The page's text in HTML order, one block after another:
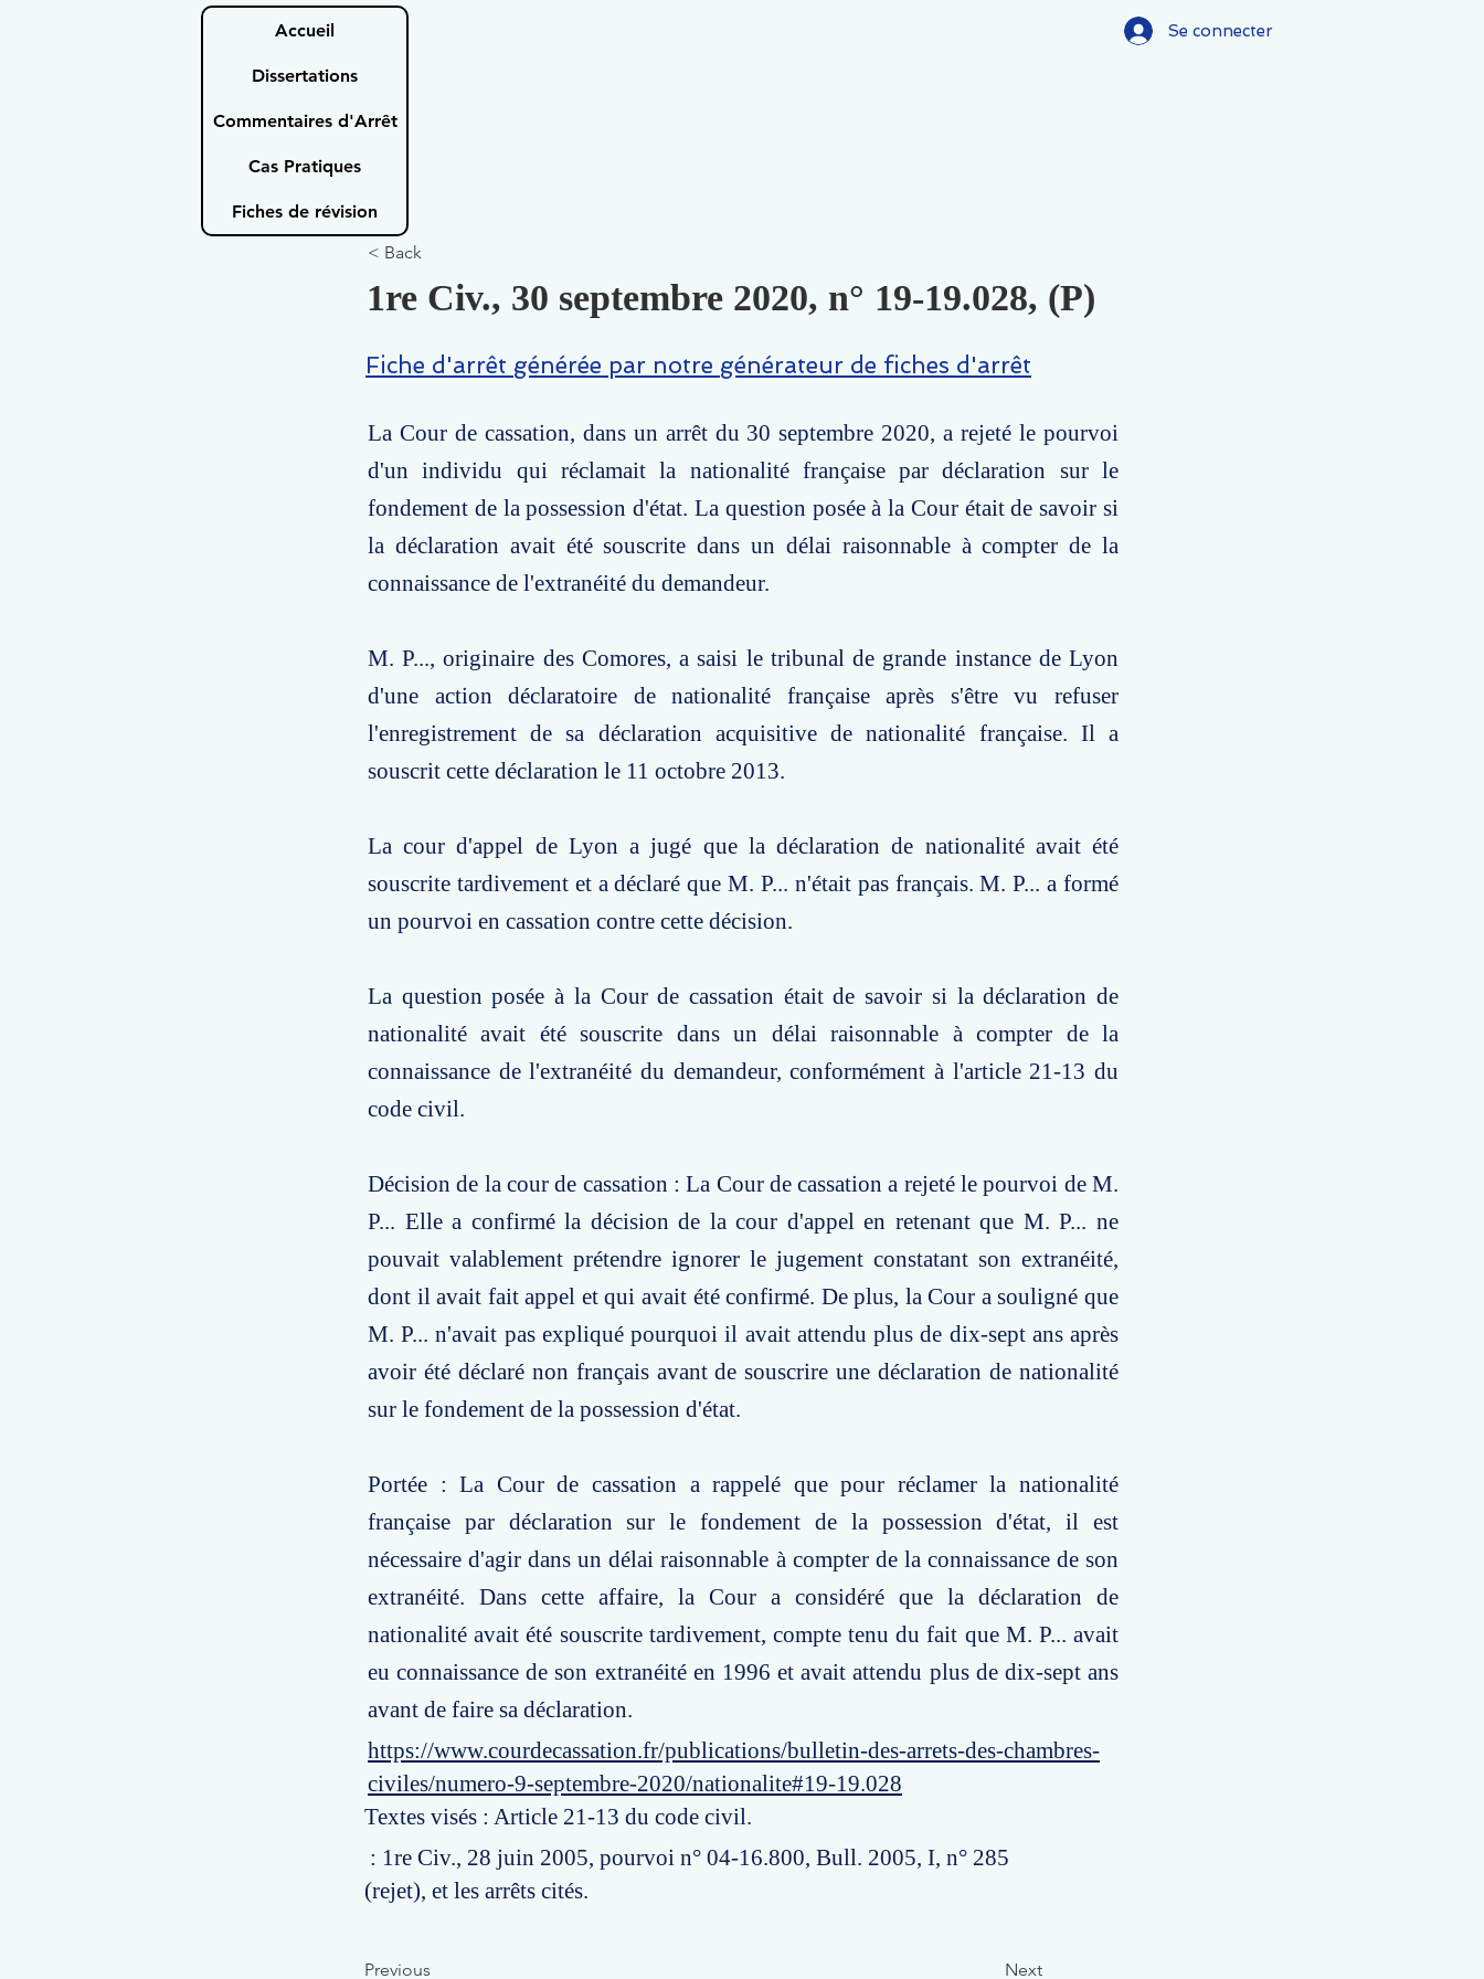
Accueil
Dissertations
Commentaires d'Arrêt
Cas Pratiques
Fiches de révision
Se connecter
< Back
1re Civ., 30 septembre 2020, n° 19-19.028, (P)
Fiche d'arrêt générée par notre générateur de fiches d'arrêt
La Cour de cassation, dans un arrêt du 30 septembre 2020, a rejeté le pourvoi
d'un individu qui réclamait la nationalité française par déclaration sur le
fondement de la possession d'état. La question posée à la Cour était de savoir si
la déclaration avait été souscrite dans un délai raisonnable à compter de la
connaissance de l'extranéité du demandeur.
M. P..., originaire des Comores, a saisi le tribunal de grande instance de Lyon
d'une action déclaratoire de nationalité française après s'être vu refuser
l'enregistrement de sa déclaration acquisitive de nationalité française. Il a
souscrit cette déclaration le 11 octobre 2013.
La cour d'appel de Lyon a jugé que la déclaration de nationalité avait été
souscrite tardivement et a déclaré que M. P... n'était pas français. M. P... a formé
un pourvoi en cassation contre cette décision.
La question posée à la Cour de cassation était de savoir si la déclaration de
nationalité avait été souscrite dans un délai raisonnable à compter de la
connaissance de l'extranéité du demandeur, conformément à l'article 21-13 du
code civil.
Décision de la cour de cassation : La Cour de cassation a rejeté le pourvoi de M.
P... Elle a confirmé la décision de la cour d'appel en retenant que M. P... ne
pouvait valablement prétendre ignorer le jugement constatant son extranéité,
dont il avait fait appel et qui avait été confirmé. De plus, la Cour a souligné que
M. P... n'avait pas expliqué pourquoi il avait attendu plus de dix-sept ans après
avoir été déclaré non français avant de souscrire une déclaration de nationalité
sur le fondement de la possession d'état.
Portée : La Cour de cassation a rappelé que pour réclamer la nationalité
française par déclaration sur le fondement de la possession d'état, il est
nécessaire d'agir dans un délai raisonnable à compter de la connaissance de son
extranéité. Dans cette affaire, la Cour a considéré que la déclaration de
nationalité avait été souscrite tardivement, compte tenu du fait que M. P... avait
eu connaissance de son extranéité en 1996 et avait attendu plus de dix-sept ans
avant de faire sa déclaration.
https://www.courdecassation.fr/publications/bulletin-des-arrets-des-chambres-
civiles/numero-9-septembre-2020/nationalite#19-19.028
Textes visés : Article 21-13 du code civil.
: 1re Civ., 28 juin 2005, pourvoi n° 04-16.800, Bull. 2005, I, n° 285
(rejet), et les arrêts cités.
Previous Next